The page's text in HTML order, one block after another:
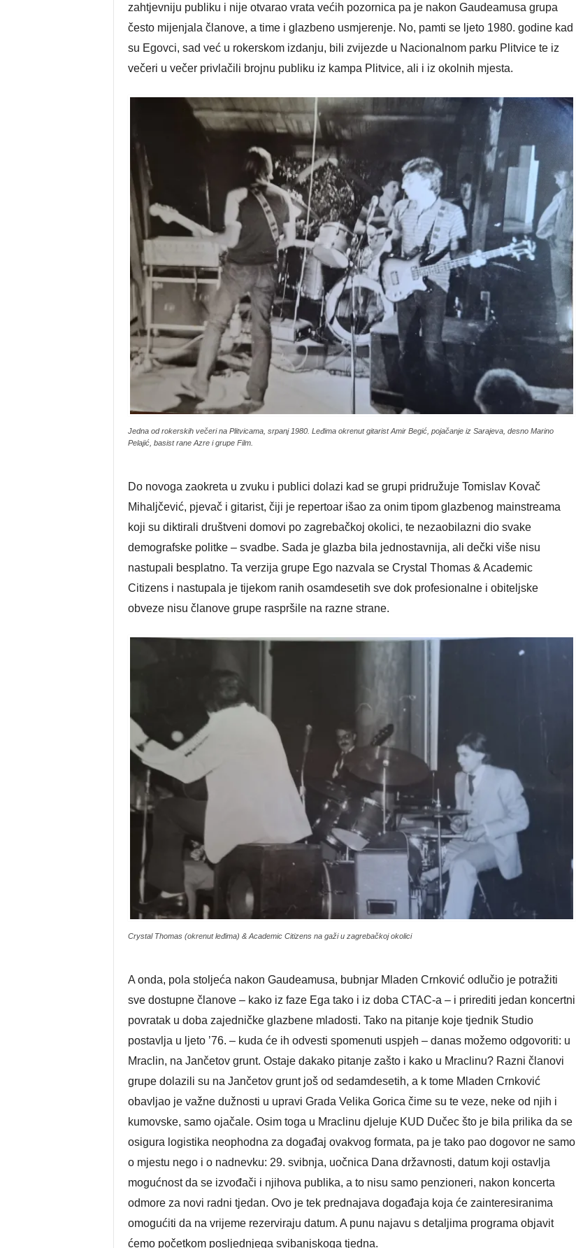
zahtjevniju publiku i nije otvarao vrata većih pozornica pa je nakon Gaudeamusa grupa
često mijenjala članove, a time i glazbeno usmjerenje. No, pamti se ljeto 1980. godine kad
su Egovci, sad već u rokerskom izdanju, bili zvijezde u Nacionalnom parku Plitvice te iz
večeri u večer privlačili brojnu publiku iz kampa Plitvice, ali i iz okolnih mjesta.
Jedna od rokerskih večeri na Plitvicama, srpanj 1980. Leđima okrenut gitarist Amir Begić, pojačanje iz Sarajeva, desno Marino
Pelajić, basist rane Azre i grupe Film.
Do novoga zaokreta u zvuku i publici dolazi kad se grupi pridružuje Tomislav Kovač
Mihaljčević, pjevač i gitarist, čiji je repertoar išao za onim tipom glazbenog mainstreama
koji su diktirali društveni domovi po zagrebačkoj okolici, te nezaobilazni dio svake
demografske politke – svadbe. Sada je glazba bila jednostavnija, ali dečki više nisu
nastupali besplatno. Ta verzija grupe Ego nazvala se Crystal Thomas & Academic
Citizens i nastupala je tijekom ranih osamdesetih sve dok profesionalne i obiteljske
obveze nisu članove grupe raspršile na razne strane.
Crystal Thomas (okrenut leđima) & Academic Citizens na gaži u zagrebačkoj okolici
A onda, pola stoljeća nakon Gaudeamusa, bubnjar Mladen Crnković odlučio je potražiti
sve dostupne članove – kako iz faze Ega tako i iz doba CTAC-a – i prirediti jedan koncertni
povratak u doba zajedničke glazbene mladosti. Tako na pitanje koje tjednik Studio
postavlja u ljeto ’76. – kuda će ih odvesti spomenuti uspjeh – danas možemo odgovoriti: u
Mraclin, na Jančetov grunt. Ostaje dakako pitanje zašto i kako u Mraclinu? Razni članovi
grupe dolazili su na Jančetov grunt još od sedamdesetih, a k tome Mladen Crnković
obavljao je važne dužnosti u upravi Grada Velika Gorica čime su te veze, neke od njih i
kumovske, samo ojačale. Osim toga u Mraclinu djeluje KUD Dučec što je bila prilika da se
osigura logistika neophodna za događaj ovakvog formata, pa je tako pao dogovor ne samo
o mjestu nego i o nadnevku: 29. svibnja, uočnica Dana državnosti, datum koji ostavlja
mogućnost da se izvođači i njihova publika, a to nisu samo penzioneri, nakon koncerta
odmore za novi radni tjedan. Ovo je tek prednajava događaja koja će zainteresiranima
omogućiti da na vrijeme rezerviraju datum. A punu najavu s detaljima programa objavit
ćemo početkom posljednjega svibanjskoga tjedna.